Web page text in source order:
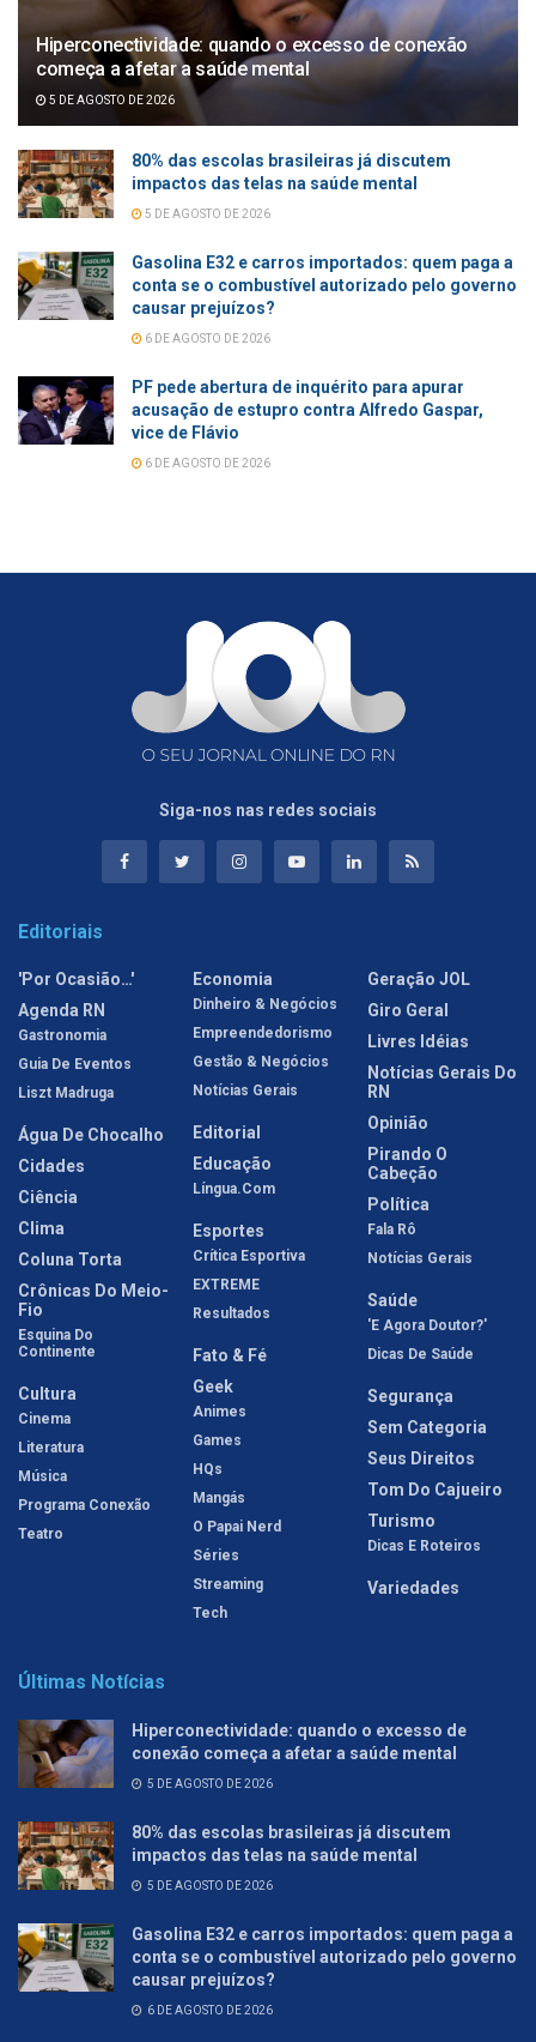
Hiperconectividade: quando o excesso de conexão
começa a afetar a saúde mental
5 DE AGOSTO DE 2026
80% das escolas brasileiras já discutem
impactos das telas na saúde mental
5 DE AGOSTO DE 2026
Gasolina E32 e carros importados: quem paga a
conta se o combustível autorizado pelo governo
causar prejuízos?
6 DE AGOSTO DE 2026
PF pede abertura de inquérito para apurar
acusação de estupro contra Alfredo Gaspar,
vice de Flávio
6 DE AGOSTO DE 2026
Siga-nos nas redes sociais
Editoriais
'Por Ocasião…'
Agenda RN
Gastronomia
Guia De Eventos
Liszt Madruga
Água De Chocalho
Cidades
Ciência
Clima
Coluna Torta
Crônicas Do Meio-
Fio
Esquina Do
Continente
Cultura
Cinema
Literatura
Música
Programa Conexão
Teatro
Economia
Dinheiro & Negócios
Empreendedorismo
Gestão & Negócios
Notícias Gerais
Editorial
Educação
Língua.com
Esportes
Crítica Esportiva
EXTREME
Resultados
Fato & Fé
Geek
Animes
Games
HQs
Mangás
O Papai Nerd
Séries
Streaming
Tech
Geração JOL
Giro Geral
Livres Idéias
Notícias Gerais Do
RN
Opinião
Pirando O
Cabeção
Política
Fala Rô
Notícias Gerais
Saúde
'E Agora Doutor?'
Dicas De Saúde
Segurança
Sem Categoria
Seus Direitos
Tom Do Cajueiro
Turismo
Dicas E Roteiros
Variedades
Últimas Notícias
Hiperconectividade: quando o excesso de
conexão começa a afetar a saúde mental
5 DE AGOSTO DE 2026
80% das escolas brasileiras já discutem
impactos das telas na saúde mental
5 DE AGOSTO DE 2026
Gasolina E32 e carros importados: quem paga a
conta se o combustível autorizado pelo governo
causar prejuízos?
6 DE AGOSTO DE 2026